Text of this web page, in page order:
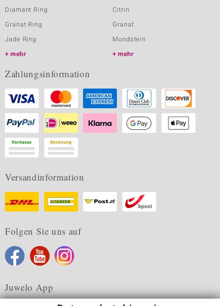
Diamant Ring
Granat Ring
Jade Ring
mehr
Citrin
Granat
Mondstein
mehr
Zahlungsinformation
Versandinformation
Folgen Sie uns auf
Juwelo App